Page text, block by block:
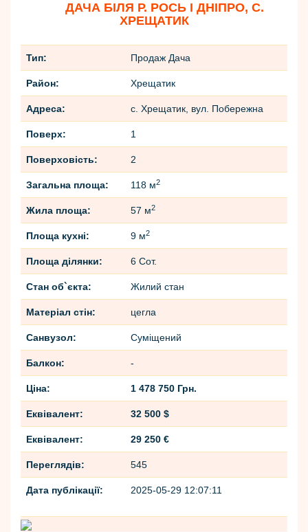
ДАЧА БІЛЯ Р. РОСЬ І ДНІПРО, С.
ХРЕЩАТИК
Тип: Продаж Дача
Район: Хрещатик
Адреса: с. Хрещатик, вул. Побережна
Поверх: 1
Поверховість: 2
Загальна площа: 118 м2
Жила площа: 57 м2
Площа кухні: 9 м2
Площа ділянки: 6 Сот.
Стан об`єкта: Жилий стан
Матеріал стін: цегла
Санвузол: Cуміщений
Балкон: -
Ціна: 1 478 750 Грн.
Еквівалент: 32 500 $
Еквівалент: 29 250 €
Переглядів: 545
Дата публікації: 2025-05-29 12:07:11